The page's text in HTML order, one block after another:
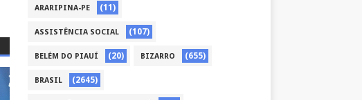
ARARIPINA-PE (11)
ASSISTÊNCIA SOCIAL (107)
BELÉM DO PIAUÍ (20) BIZARRO (655)
BRASIL (2645)